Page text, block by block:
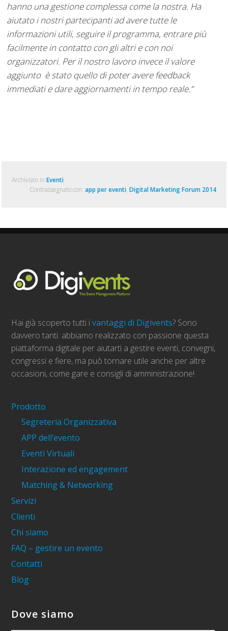
hanno una gestione complessa come la nostra. Ha
aiutato i nostri partecipanti ad avere tutte le
informazioni utili, seguire il programma, entrare più
facilmente in contatto con gli altri e con noi
organizzatori. Per il nostro lavoro invece il valore
aggiunto è stato quello di poter avere feedback
immediati e dare aggiornamenti in tempo reale.”
Archiviato in:Eventi
Contrassegnato con: app per eventi, Digital Marketing Forum 2014
Hai già scoperto tutti ivantaggi di Digivents? Sono
davvero tanti: abbiamo realizzato con passione questa
piattaforma digitale per aiutarti a gestire eventi, convegni,
congressi e fiere, ma può tornare utile anche per altre
occasioni, come gare e consigli di amministrazione!
Prodotto
Segreteria Organizzativa
APP dell’evento
Eventi Virtuali
Interazione ed engagement
Matching & Networking
Servizi
Clienti
Chi siamo
FAQ – gestire un evento
Contatti
Blog
Dove siamo